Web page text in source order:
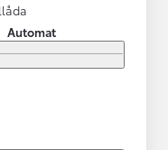
Automat